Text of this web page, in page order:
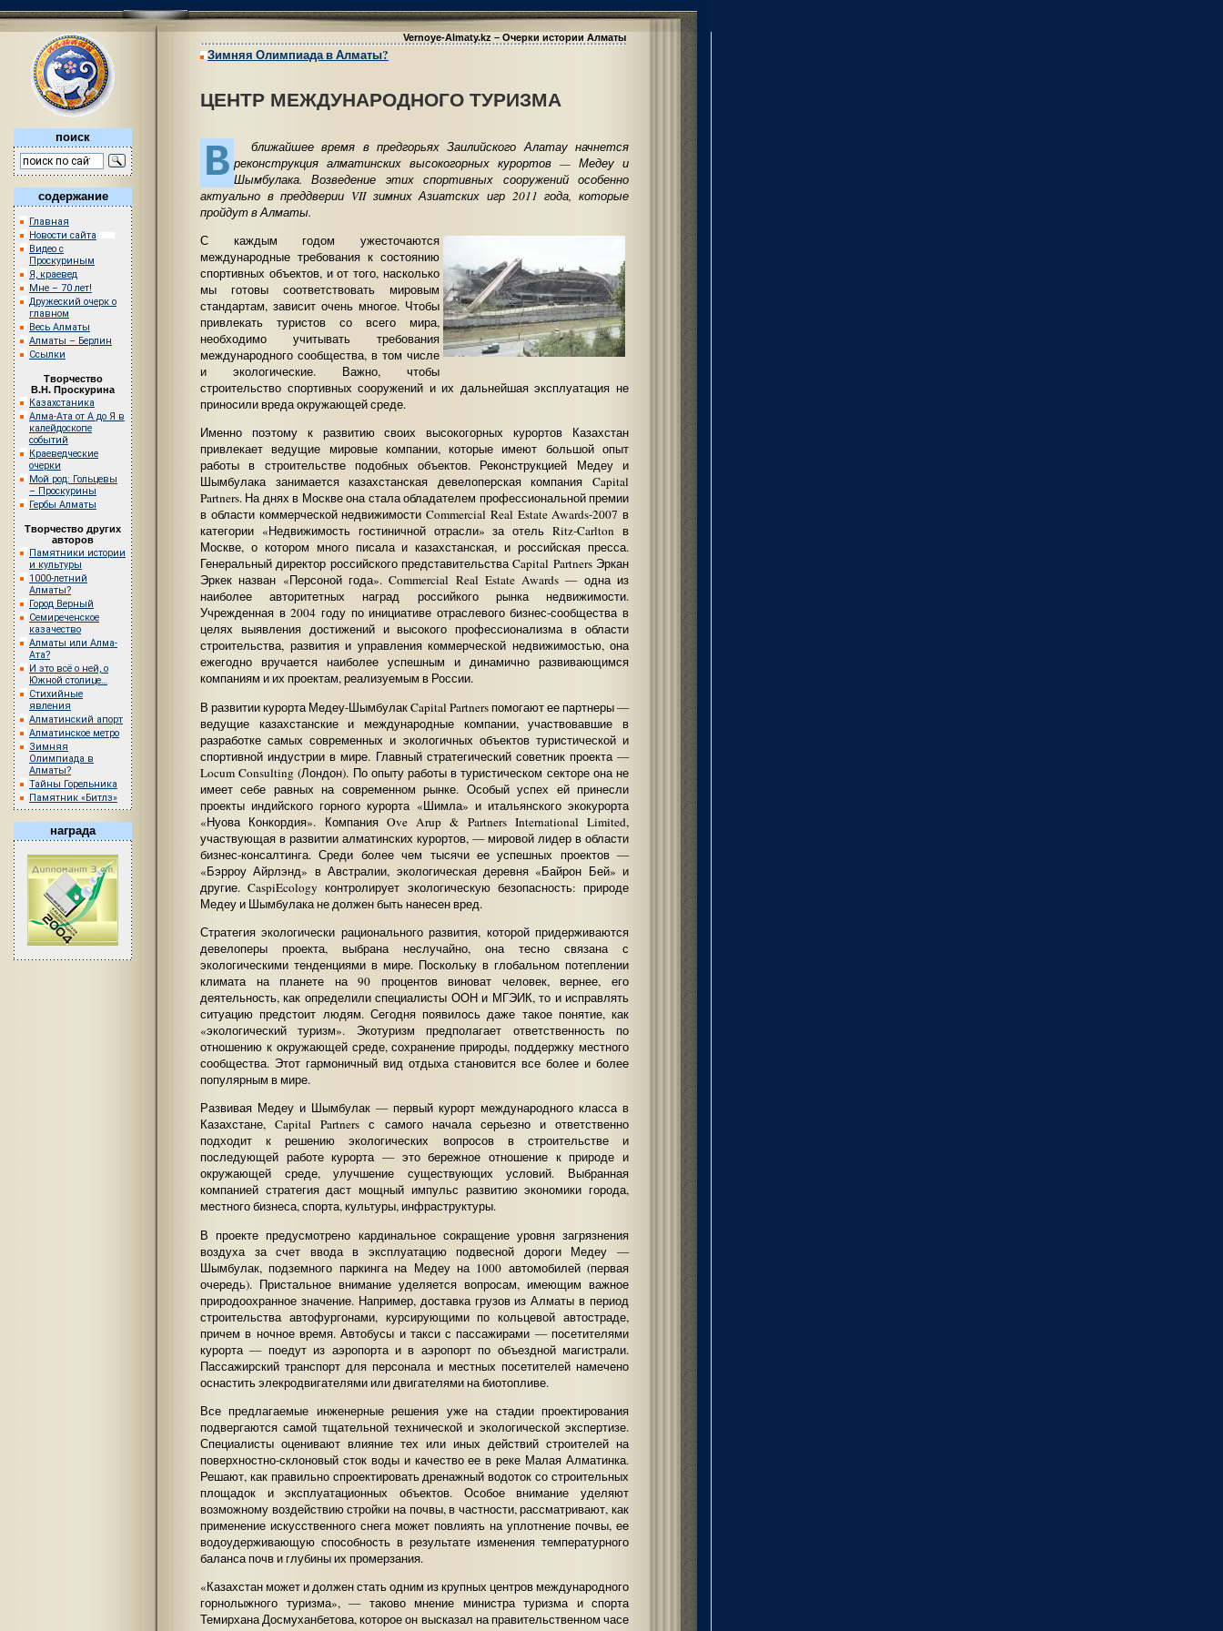
поиск
содержание
Главная
Новости сайта
Видео с
Проскуриным
Я, краевед
Мне – 70 лет!
Дружеский очерк о
главном
Весь Алматы
Алматы – Берлин
Ссылки
Творчество
В.Н. Проскурина
Казахстаника
Алма-Ата от А до Я в
калейдоскопе
событий
Краеведческие
очерки
Мой род: Гольцевы
– Проскурины
Гербы Алматы
Творчество других
авторов
Памятники истории
и культуры
1000-летний
Алматы?
Город Верный
Семиреченское
казачество
Алматы или Алма-
Ата?
И это всё о ней, о
Южной столице…
Стихийные
явления
Алматинский апорт
Алматинское метро
Зимняя
Олимпиада в
Алматы?
Тайны Горельника
Памятник «Битлз»
награда
Vernoye-Almaty.kz – Очерки истории Алматы
Зимняя Олимпиада в Алматы?
ЦЕНТР МЕЖДУНАРОДНОГО ТУРИЗМА
В
ближайшее время в предгорьях Заилийского Алатау начнется
реконструкция алматинских высокогорных курортов — Медеу и
Шымбулака. Возведение этих спортивных сооружений особенно
актуально в преддверии VII зимних Азиатских игр 2011 года, которые
пройдут в Алматы.
С каждым годом ужесточаются
международные требования к состоянию
спортивных объектов, и от того, насколько
мы готовы соответствовать мировым
стандартам, зависит очень многое. Чтобы
привлекать туристов со всего мира,
необходимо учитывать требования
международного сообщества, в том числе
и экологические. Важно, чтобы
строительство спортивных сооружений и их дальнейшая эксплуатация не
приносили вреда окружающей среде.
Именно поэтому к развитию своих высокогорных курортов Казахстан
привлекает ведущие мировые компании, которые имеют большой опыт
работы в строительстве подобных объектов. Реконструкцией Медеу и
Шымбулака занимается казахстанская девелоперская компания Capital
Partners. На днях в Москве она стала обладателем профессиональной премии
в области коммерческой недвижимости Commercial Real Estate Awards-2007 в
категории «Недвижимость гостиничной отрасли» за отель Ritz-Carlton в
Москве, о котором много писала и казахстанская, и российская пресса.
Генеральный директор российского представительства Capital Partners Эркан
Эркек назван «Персоной года». Commercial Real Estate Awards — одна из
наиболее авторитетных наград российкого рынка недвижимости.
Учрежденная в 2004 году по инициативе отраслевого бизнес-сообщества в
целях выявления достижений и высокого профессионализма в области
строительства, развития и управления коммерческой недвижимостью, она
ежегодно вручается наиболее успешным и динамично развивающимся
компаниям и их проектам, реализуемым в России.
В развитии курорта Медеу-Шымбулак Capital Partners помогают ее партнеры —
ведущие казахстанские и международные компании, участвовавшие в
разработке самых современных и экологичных объектов туристической и
спортивной индустрии в мире. Главный стратегический советник проекта —
Locum Consulting (Лондон). По опыту работы в туристическом секторе она не
имеет себе равных на современном рынке. Особый успех ей принесли
проекты индийского горного курорта «Шимла» и итальянского экокурорта
«Нуова Конкордия». Компания Ove Arup & Partners International Limited,
участвующая в развитии алматинских курортов, — мировой лидер в области
бизнес-консалтинга. Среди более чем тысячи ее успешных проектов —
«Бэрроу Айрлэнд» в Австралии, экологическая деревня «Байрон Бей» и
другие. CaspiEcology контролирует экологическую безопасность: природе
Медеу и Шымбулака не должен быть нанесен вред.
Стратегия экологически рационального развития, которой придерживаются
девелоперы проекта, выбрана неслучайно, она тесно связана с
экологическими тенденциями в мире. Поскольку в глобальном потеплении
климата на планете на 90 процентов виноват человек, вернее, его
деятельность, как определили специалисты ООН и МГЭИК, то и исправлять
ситуацию предстоит людям. Сегодня появилось даже такое понятие, как
«экологический туризм». Экотуризм предполагает ответственность по
отношению к окружающей среде, сохранение природы, поддержку местного
сообщества. Этот гармоничный вид отдыха становится все более и более
популярным в мире.
Развивая Медеу и Шымбулак — первый курорт международного класса в
Казахстане, Capital Partners с самого начала серьезно и ответственно
подходит к решению экологических вопросов в строительстве и
последующей работе курорта — это бережное отношение к природе и
окружающей среде, улучшение существующих условий. Выбранная
компанией стратегия даст мощный импульс развитию экономики города,
местного бизнеса, спорта, культуры, инфраструктуры.
В проекте предусмотрено кардинальное сокращение уровня загрязнения
воздуха за счет ввода в эксплуатацию подвесной дороги Медеу —
Шымбулак, подземного паркинга на Медеу на 1000 автомобилей (первая
очередь). Пристальное внимание уделяется вопросам, имеющим важное
природоохранное значение. Например, доставка грузов из Алматы в период
строительства автофургонами, курсирующими по кольцевой автостраде,
причем в ночное время. Автобусы и такси с пассажирами — посетителями
курорта — поедут из аэропорта и в аэропорт по объездной магистрали.
Пассажирский транспорт для персонала и местных посетителей намечено
оснастить элекродвигателями или двигателями на биотопливе.
Все предлагаемые инженерные решения уже на стадии проектирования
подвергаются самой тщательной технической и экологической экспертизе.
Специалисты оценивают влияние тех или иных действий строителей на
поверхностно-склоновый сток воды и качество ее в реке Малая Алматинка.
Решают, как правильно спроектировать дренажный водоток со строительных
площадок и эксплуатационных объектов. Особое внимание уделяют
возможному воздействию стройки на почвы, в частности, рассматривают, как
применение искусственного снега может повлиять на уплотнение почвы, ее
водоудерживающую способность в результате изменения температурного
баланса почв и глубины их промерзания.
«Казахстан может и должен стать одним из крупных центров международного
горнолыжного туризма», — таково мнение министра туризма и спорта
Темирхана Досмуханбетова, которое он высказал на правительственном часе